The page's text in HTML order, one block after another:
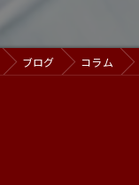
ブログ コラム